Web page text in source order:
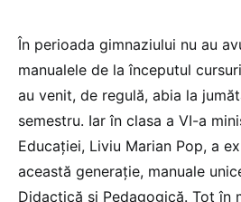
În perioada gimnaziului nu au
manualele de la începutul
au venit, de regulă, abia la
semestru. Iar în clasa a VI-a
Educației, Liviu Marian Pop, a
această generație, manuale
Didactică și Pedagogică. Tot în